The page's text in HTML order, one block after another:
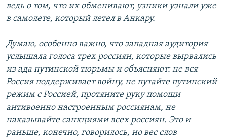
ведь о том, что их обменивают, узники узнали уже
в самолете, который летел в Анкару.
Думаю, особенно важно, что западная аудитория
услышала голоса трех россиян, которые вырвались
из ада путинской тюрьмы и объясняют: не вся
Россия поддерживает войну, не путайте путинский
режим с Россией, протяните руку помощи
антивоенно настроенным россиянам, не
наказывайте санкциями всех россиян. Это и
раньше, конечно, говорилось, но вес слов